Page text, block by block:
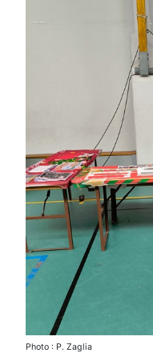
Photo : P. Zaglia